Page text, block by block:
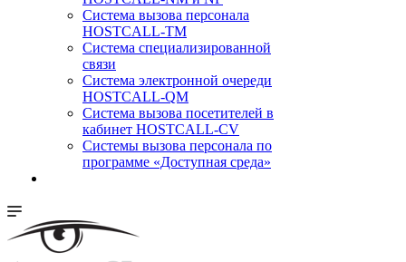
Система вызова персонала
HOSTCALL-TM
Система специализированной
связи
Система электронной очереди
HOSTCALL-QM
Cистема вызова посетителей в
кабинет HOSTCALL-CV
Системы вызова персонала по
программе «Доступная среда»